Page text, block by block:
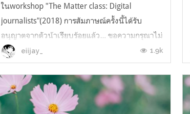
ในworkshop "The Matter class: Digital
journalists"(2018) การสัมภาษณ์ครั้งนี้ได้รับ
อนุญาตจากตัวน้าเรียบร้อยแล้ว... ขอความกรุณาไม่
คัดลอก ดัดแปลงหรือบิดเบือนให้เกิดความเสียหาย
แก่ตัวบุคคล และขอให้มีความสุขกับการอ่านค่ะ :)
ขอบคุณภาพจากMelon Pruksaท่ามกลางกา...
eiijay_ 1.9k